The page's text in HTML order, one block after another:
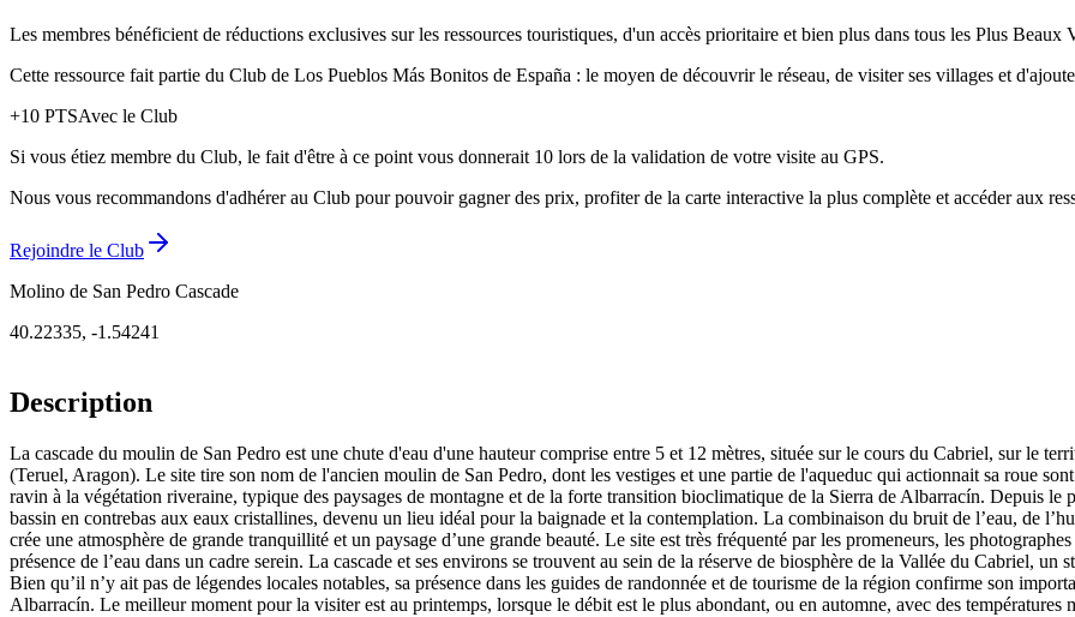
Les membres bénéficient de réductions exclusives sur les ressources touristiques, d'un accès prioritaire et bien plus dans tous les Plus Beaux
Cette ressource fait partie du Club de Los Pueblos Más Bonitos de España : le moyen de découvrir le réseau, de visiter ses villages et
+10 PTSAvec le Club
Si vous étiez membre du Club, le fait d'être à ce point vous donnerait 10 lors de la validation de votre visite au GPS.
Nous vous recommandons d'adhérer au Club pour pouvoir gagner des prix, profiter de la carte interactive la plus complète et accéder aux
Rejoindre le Club
Molino de San Pedro Cascade
40.22335, -1.54241
Description
La cascade du moulin de San Pedro est une chute d'eau d'une hauteur comprise entre 5 et 12 mètres, située sur le cours du Cabriel, sur le
(Teruel, Aragon). Le site tire son nom de l'ancien moulin de San Pedro, dont les vestiges et une partie de l'aqueduc qui actionnait sa roue
ravin à la végétation riveraine, typique des paysages de montagne et de la forte transition bioclimatique de la Sierra de Albarracín. Depuis le
bassin en contrebas aux eaux cristallines, devenu un lieu idéal pour la baignade et la contemplation. La combinaison du bruit de l’eau, de
crée une atmosphère de grande tranquillité et un paysage d’une grande beauté. Le site est très fréquenté par les promeneurs, les
présence de l’eau dans un cadre serein. La cascade et ses environs se trouvent au sein de la réserve de biosphère de la Vallée du Cabriel,
Bien qu’il n’y ait pas de légendes locales notables, sa présence dans les guides de randonnée et de tourisme de la région confirme son
Albarracín. Le meilleur moment pour la visiter est au printemps, lorsque le débit est le plus abondant, ou en automne, avec des températures